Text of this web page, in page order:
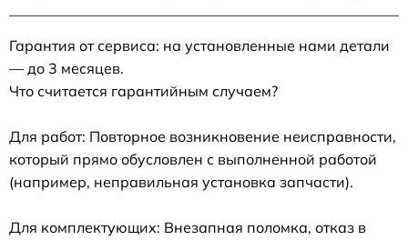
Гарантия от сервиса: на установленные нами детали
— до 3 месяцев.
Что считается гарантийным случаем?
Для работ: Повторное возникновение неисправности,
который прямо обусловлен с выполненной работой
(например, неправильная установка запчасти).
Для комплектующих: Внезапная поломка, отказ в